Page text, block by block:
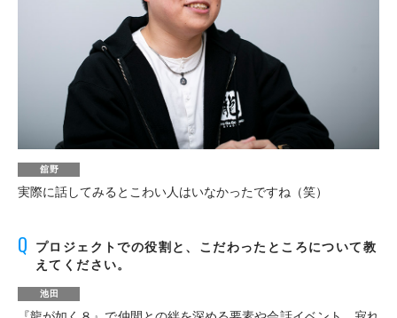
舘野
実際に話してみるとこわい人はいなかったですね（笑）
プロジェクトでの役割と、こだわったところについて教
えてください。
池田